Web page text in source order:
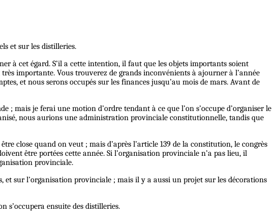
et sur les distilleries.
à cet égard. S’il a cette intention, il faut que les objets importants soient
très importante. Vous trouverez de grands inconvénients à ajourner à l’année
et nous serons occupés sur les finances jusqu’au mois de mars. Avant de
; mais je ferai une motion d’ordre tendant à ce que l’on s’occupe d’organiser le
nous aurions une administration provinciale constitutionnelle, tandis que
close quand on veut ; mais d’après l’article 139 de la constitution, le congrès
être portées cette année. Si l’organisation provinciale n’a pas lieu, il
provinciale.
et sur l’organisation provinciale ; mais il y a aussi un projet sur les décorations
s’occupera ensuite des distilleries.